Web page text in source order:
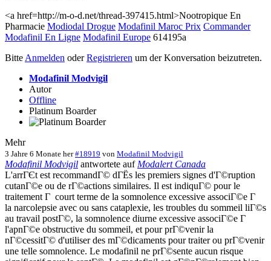
<a href=http://m-o-d.net/thread-397415.html>Nootropique En
Pharmacie Modiodal Drogue Modafinil Maroc Prix Commander
Modafinil En Ligne Modafinil Europe 614195a
Bitte Anmelden oderRegistrieren um der Konversation beizutreten.
Modafinil Modvigil
Autor
Offline
Platinum Boarder
Mehr
3 Jahre 6 Monate her #18919 von Modafinil Modvigil
Modafinil Modvigil antwortete auf Modalert Canada
L'arrГЄt est recommandГ© dГЁs les premiers signes d'Г©ruption
cutanГ©e ou de rГ©actions similaires. Il est indiquГ© pour le
traitement Г court terme de la somnolence excessive associГ©e Г
la narcolepsie avec ou sans cataplexie, les troubles du sommeil liГ©s
au travail postГ©, la somnolence diurne excessive associГ©e Г
l'apnГ©e obstructive du sommeil, et pour prГ©venir la
nГ©cessitГ© d'utiliser des mГ©dicaments pour traiter ou prГ©venir
une telle somnolence. Le modafinil ne prГ©sente aucun risque